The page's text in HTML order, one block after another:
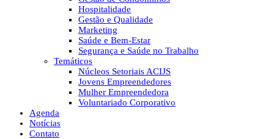
Hospitalidade
Gestão e Qualidade
Marketing
Saúde e Bem-Estar
Segurança e Saúde no Trabalho
Temáticos
Núcleos Setoriais ACIJS
Jovens Empreendedores
Mulher Empreendedora
Voluntariado Corporativo
Agenda
Notícias
Contato